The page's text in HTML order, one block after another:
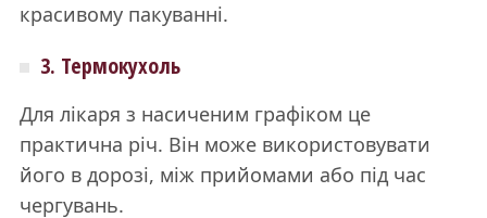
красивому пакуванні.
3. Термокухоль
Для лікаря з насиченим графіком це
практична річ. Він може використовувати
його в дорозі, між прийомами або під час
чергувань.